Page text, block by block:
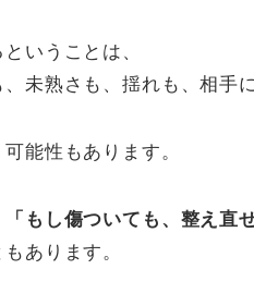
いうことは、
未熟さも、揺れも、相手
能性もあります。
「もし傷ついても、整え直
あります。